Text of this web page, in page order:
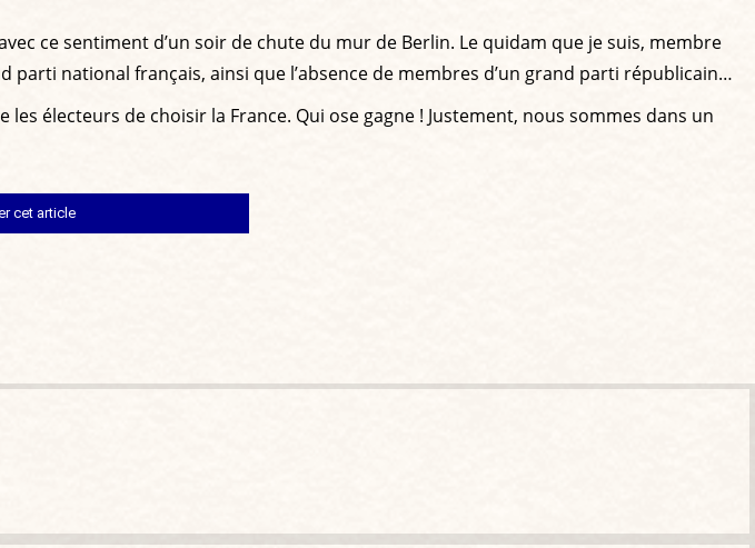
ce sentiment d’un soir de chute du mur de Berlin. Le quidam que je suis, membre
parti national français, ainsi que l’absence de membres d’un grand parti républicain…
électeurs de choisir la France. Qui ose gagne ! Justement, nous sommes dans un
cet article